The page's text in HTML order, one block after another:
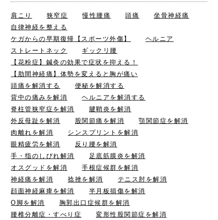
肩こり 狭窄症 慢性腰痛 頭痛
坐骨神経痛
自律神経を整える
ケガからの早期復帰【スポーツ外傷】
ヘルニア
ストレートネック
ギックリ腰
【花粉症】鍼灸の効果で症状を抑える！
【肋間神経痛】体勢を変えると胸が痛い
頭痛を解消する
便秘を解消する
背中の痛みを解消
ヘルニアを解消する
脊柱管狭窄症を解消
腱鞘炎を解消
外反母趾を解消
股関節痛を解消
顎関節症を解消
肉離れを解消
シンスプリントを解消
眼精疲労を解消
反り腰を解消
手・指のしびれ解消
足底筋膜炎を解消
オスグッドを解消
手根症候群を解消
神経痛を解消
捻挫を解消
テニス肘を解消
顔面神経麻痺を解消
半月板損傷を解消
O脚を解消
胸郭出口症候群を解消
腰椎分離症・すべり症
変形性股関節症を解消